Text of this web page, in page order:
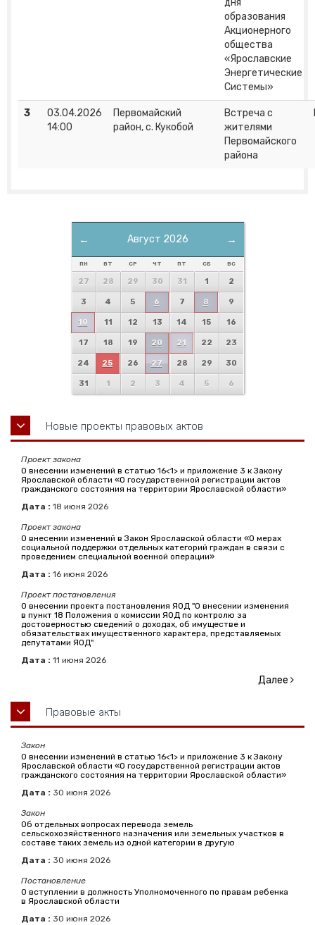
образования
Акционерного
общества
«Ярославские
Энергетические
Системы»
3
03.04.2026
14:00
Первомайский
район, с. Кукобой
Встреча с
жителями
Первомайского
района
← →
Август 2026
ПН ВТ СР ЧТ ПТ СБ ВС
27 28 29 30 31 1 2
3 4 5 6 7 8 9
10 11 12 13 14 15 16
17 18 19 20 21 22 23
24 25 26 27 28 29 30
31 1 2 3 4 5 6
Новые проекты правовых актов
Проект закона
О внесении изменений в статью 16<1> и приложение 3 к Закону
Ярославской области «О государственной регистрации актов
гражданского состояния на территории Ярославской области»
Дата : 18 июня 2026
Проект закона
О внесении изменений в Закон Ярославской области «О мерах
социальной поддержки отдельных категорий граждан в связи с
проведением специальной военной операции»
Дата : 16 июня 2026
Проект постановления
О внесении проекта постановления ЯОД "О внесении изменения
в пункт 18 Положения о комиссии ЯОД по контролю за
достоверностью сведений о доходах, об имуществе и
обязательствах имущественного характера, представляемых
депутатами ЯОД"
Дата : 11 июня 2026
Далее
Правовые акты
Закон
О внесении изменений в статью 16<1> и приложение 3 к Закону
Ярославской области «О государственной регистрации актов
гражданского состояния на территории Ярославской области»
Дата : 30 июня 2026
Закон
Об отдельных вопросах перевода земель
сельскохозяйственного назначения или земельных участков в
составе таких земель из одной категории в другую
Дата : 30 июня 2026
Постановление
О вступлении в должность Уполномоченного по правам ребенка
в Ярославской области
Дата : 30 июня 2026